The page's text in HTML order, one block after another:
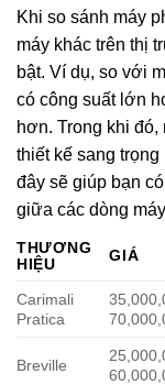
Khi so sánh máy
máy khác trên thị
bật. Ví dụ, so với
có công suất lớn
hơn. Trong khi
thiết kế sang
đây sẽ giúp bạn
giữa các dòng
THƯƠNG
HIỆU
GIÁ
Carimali
Pratica
Breville